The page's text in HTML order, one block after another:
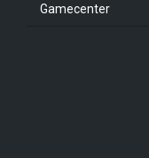
Gamecenter